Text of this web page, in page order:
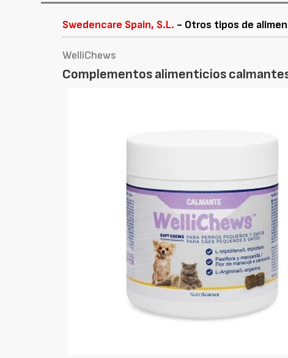
Swedencare Spain, S.L. - Otros tipos de
WelliChews
Complementos alimenticios